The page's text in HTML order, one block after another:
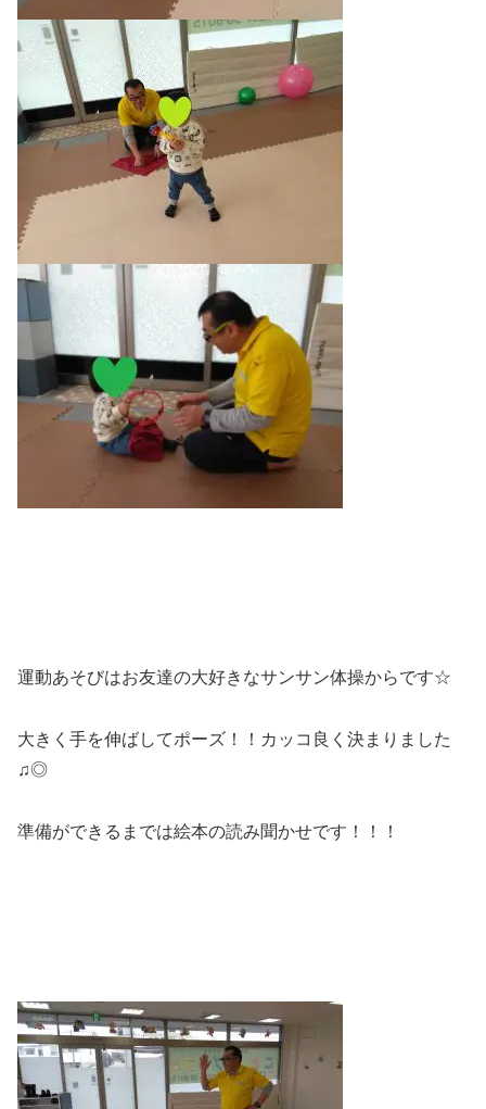
運動あそびはお友達の大好きなサンサン体操からです☆
大きく手を伸ばしてポーズ！！カッコ良く決まりました
♫◎
準備ができるまでは絵本の読み聞かせです！！！